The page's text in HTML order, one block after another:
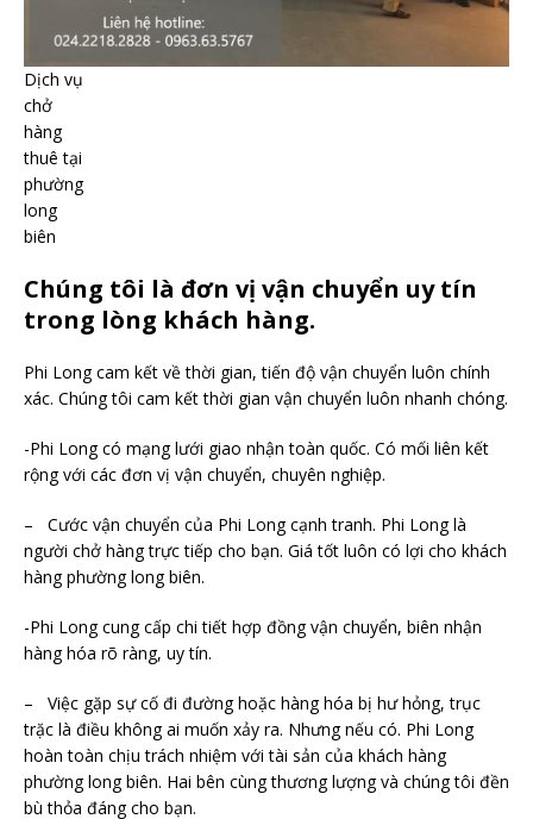
Dịch vụ
chở
hàng
thuê tại
phường
long
biên
Chúng tôi là đơn vị vận chuyển uy tín
trong lòng khách hàng.
Phi Long cam kết về thời gian, tiến độ vận chuyển luôn chính
xác. Chúng tôi cam kết thời gian vận chuyển luôn nhanh chóng.
-Phi Long có mạng lưới giao nhận toàn quốc. Có mối liên kết
rộng với các đơn vị vận chuyển, chuyên nghiệp.
– Cước vận chuyển của Phi Long cạnh tranh. Phi Long là
người chở hàng trực tiếp cho bạn. Giá tốt luôn có lợi cho khách
hàng phường long biên.
-Phi Long cung cấp chi tiết hợp đồng vận chuyển, biên nhận
hàng hóa rõ ràng, uy tín.
– Việc gặp sự cố đi đường hoặc hàng hóa bị hư hỏng, trục
trặc là điều không ai muốn xảy ra. Nhưng nếu có. Phi Long
hoàn toàn chịu trách nhiệm với tài sản của khách hàng
phường long biên. Hai bên cùng thương lượng và chúng tôi đền
bù thỏa đáng cho bạn.